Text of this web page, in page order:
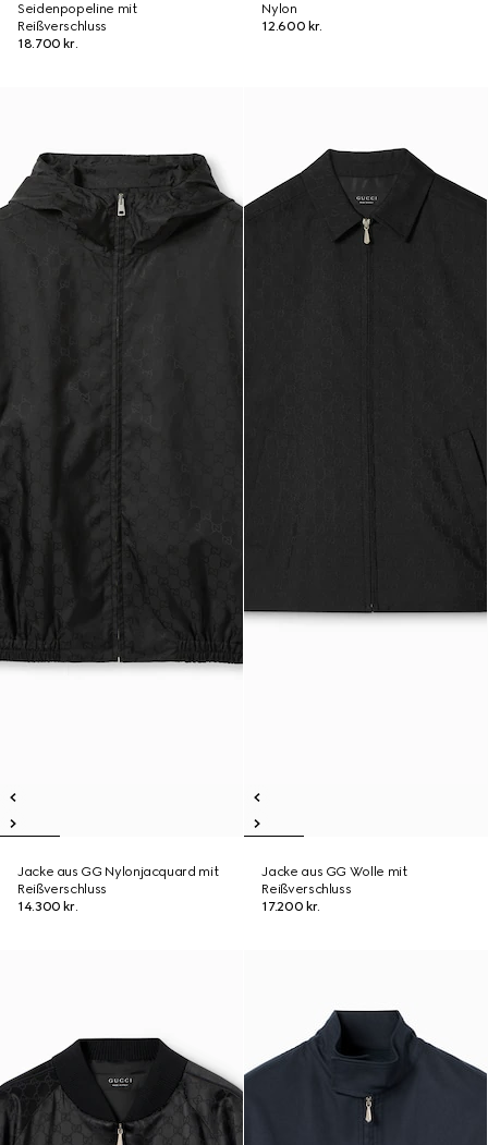
Seidenpopeline mit
Reißverschluss
18.700 kr.
Nylon
12.600 kr.
Jacke aus GG Nylonjacquard mit
Reißverschluss
14.300 kr.
Jacke aus GG Wolle mit
Reißverschluss
17.200 kr.